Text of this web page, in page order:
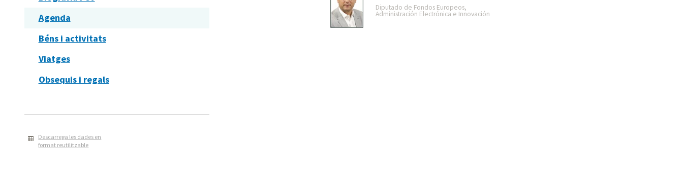
Agenda
Béns i activitats
Viatges
Obsequis i regals
Descarrega les dades en
format reutilitzable
Diputado de Fondos Europeos,
Administración Electrónica e Innovación